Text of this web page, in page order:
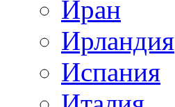
Иран
Ирландия
Испания